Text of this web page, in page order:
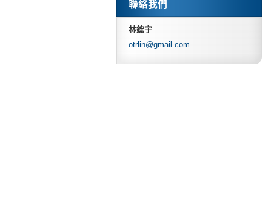
聯絡我們
林鋐宇
otrlin@gmail.com